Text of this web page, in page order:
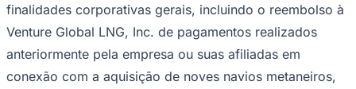
Hub de Negócios
Guia Comercial
Selo Verificado
Portal Educacional
Agenda de Vestibulares
finalidades corporativas gerais, incluindo o reembolso à
Venture Global LNG, Inc. de pagamentos realizados
anteriormente pela empresa ou suas afiliadas em
conexão com a aquisição de noves navios metaneiros,